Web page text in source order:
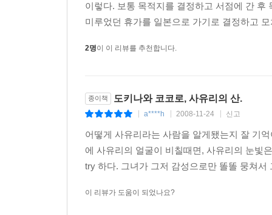
이렇다. 보통 목적지를 결정하고 서점에 간
미루었던 휴가를 일본으로 가기로 결정하고
2명이 이 리뷰를 추천합니다.
종이책 도키나와 코코로, 사유리의 산.
a****h 2008-11-24 신고
어떻게 사유리라는 사람을 알게됐는지 잘 기
에 사유리의 얼굴이 비칠때면, 사유리의 눈빛
try 하다. 그녀가 그저 감성으로만 똘똘 뭉쳐
이 리뷰가 도움이 되었나요?